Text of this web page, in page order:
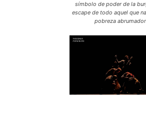
símbolo de poder de la
escape de todo aquel que
pobreza